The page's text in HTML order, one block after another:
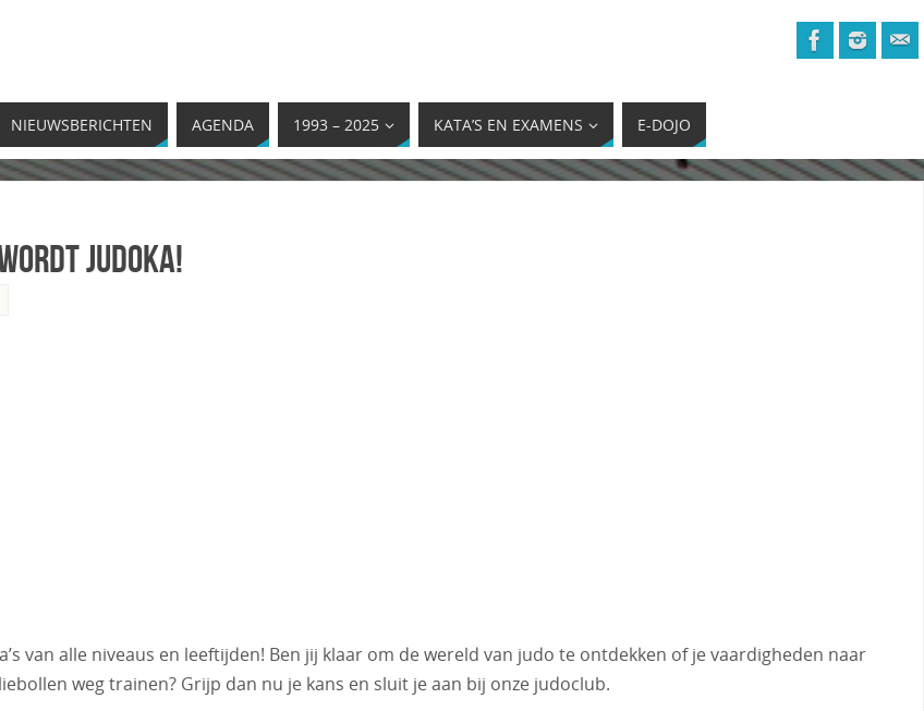
NIEUWSBERICHTEN AGENDA 1993 – 2025 KATA’S EN EXAMENS E-DOJO
judoka!
van alle niveaus en leeftijden! Ben jij klaar om de wereld van judo te ontdekken of je vaardigheden naar
weg trainen? Grijp dan nu je kans en sluit je aan bij onze judoclub.